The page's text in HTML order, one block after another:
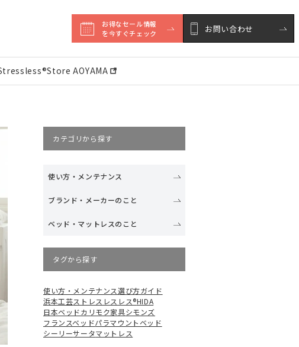
お得なセール情報
を今すぐチェック
お問い合わせ
AOYAMA
カテゴリから探す
使い方・メンテナンス
ブランド・メーカーのこと
ベッド・マットレスのこと
タグから探す
使い方・メンテナンス選び方ガイド
浜本工芸ストレスレスレス®HIDA
日本ベッドカリモク家具シモンズ
フランスベッドパラマウントベッド
シーリーサータマットレス